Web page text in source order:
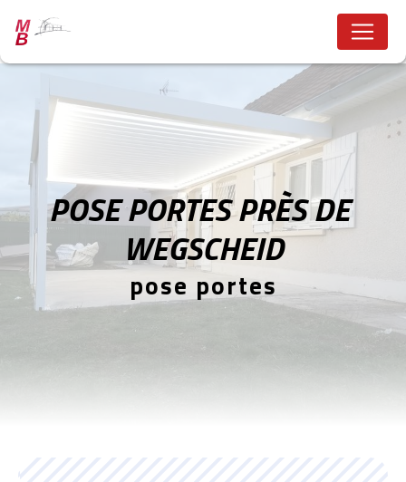
POSE PORTES PRÈS DE
WEGSCHEID
pose portes